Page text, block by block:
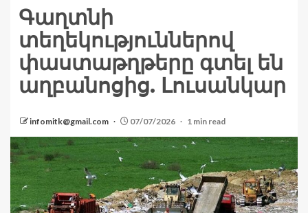
Գաղտնի
տեղեկություններով
փաստաթղթերը գտել են
աղբանոցից. Լուսանկար
infomitk@gmail.com 07/07/2026 1 min read